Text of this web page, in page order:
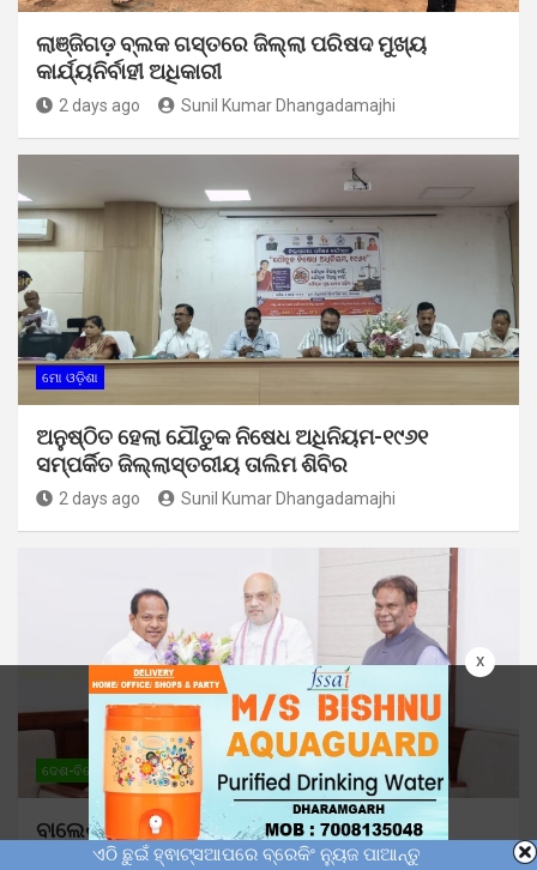
x
ଲାଞ୍ଜିଗଡ଼ ବ୍ଲକ ଗସ୍ତରେ ଜିଲ୍ଲା ପରିଷଦ ମୁଖ୍ୟ
କାର୍ଯ୍ୟନିର୍ବାହୀ ଅଧିକାରୀ
2 days ago Sunil Kumar Dhangadamajhi
ମୋ ଓଡ଼ିଶା
ଅନୁଷ୍ଠିତ ହେଲା ଯୌତୁକ ନିଷେଧ ଅଧିନିୟମ-୧୯୬୧
ସମ୍ପର୍କିତ ଜିଲ୍ଲାସ୍ତରୀୟ ତାଲିମ ଶିବିର
2 days ago Sunil Kumar Dhangadamajhi
ଦେଶ-ବିଦେଶ ମୋ ଓଡ଼ିଶା ରାଜନୀତି
ବାଲେଶ୍ୱରର ବିକାଶ ପ୍ରସଙ୍ଗ ନେଇ କେନ୍ଦ୍ର
ଗୃହମନ୍ତ୍ରୀ ଅମିତ ଶାହଙ୍କ ସହ ଆଲୋଚନା କଲେ ପୂର୍ବତନ
ଏଠି ଛୁଇଁ ହ୍ଵାଟ୍ସଆପରେ ବ୍ରେକିଂ ନ୍ୟୁଜ ପାଆନ୍ତୁ